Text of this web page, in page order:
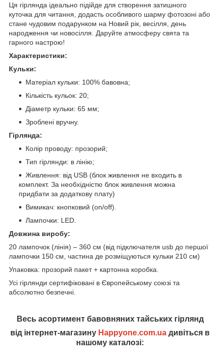
Ця гірлянда ідеально підійде для створення затишного
куточка для читання, додасть особливого шарму фотозоні або
стане чудовим подарунком на Новий рік, весілля, день
народження чи новосілля. Даруйте атмосферу свята та
гарного настрою!
Характеристики:
Кульки:
Матеріал кульки: 100% бавовна;
Кількість кульок: 20;
Діаметр кульки: 65 мм;
Зроблені вручну.
Гірлянда:
Колір проводу: прозорий;
Тип гірлянди: в лінію;
Живлення: від USB (блок живлення не входить в
комплект. За необхідністю блок живлення можна
придбати за додаткову плату)
Вимикач: кнопковий (on/off).
Лампочки: LED.
Довжина виробу:
20 лампочок (лінія) – 360 см (від підключателя usb до першої
лампочки 150 см, частина де розміщуються кульки 210 см)
Упаковка: прозорий пакет + картонна коробка.
Усі гірлянди сертифіковані в Європейському союзі та
абсолютно безпечні.
Весь асортимент бавовняних тайських гірлянд
від інтернет-магазину Happyone.com.ua дивіться в
нашому каталозі: